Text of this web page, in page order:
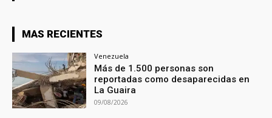
MAS RECIENTES
Venezuela
Más de 1.500 personas son
reportadas como desaparecidas en
La Guaira
09/08/2026